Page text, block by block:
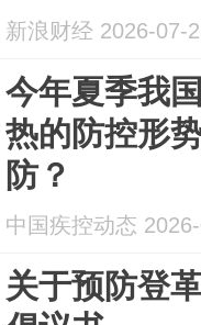
新浪财经 2026-07-
今年夏季我
热的防控形
防？
中国疾控动态
关于预防登